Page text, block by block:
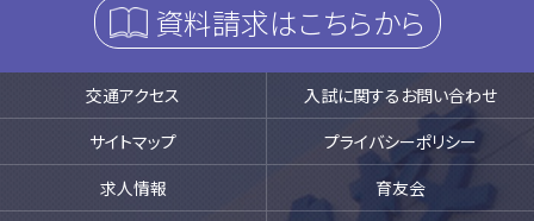
資料請求はこちらから
交通アクセス
入試に関するお問い合わせ
サイトマップ
プライバシーポリシー
求人情報
育友会